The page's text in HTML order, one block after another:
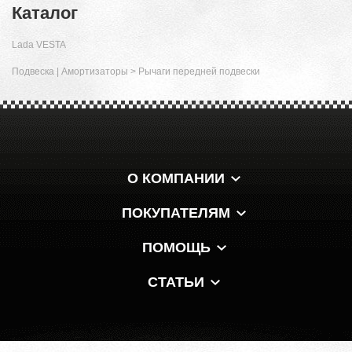
Каталог
Lada VESTA
Подвеска | Амортизаторы > Рычаги передней подвески
О КОМПАНИИ
ПОКУПАТЕЛЯМ
ПОМОЩЬ
СТАТЬИ